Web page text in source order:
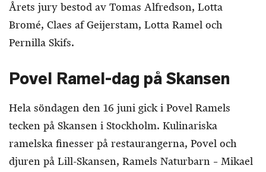
Årets jury bestod av Tomas Alfredson, Lotta
Bromé, Claes af Geijerstam, Lotta Ramel och
Pernilla Skifs.
Povel Ramel-dag på Skansen
Hela söndagen den 16 juni gick i Povel Ramels
tecken på Skansen i Stockholm. Kulinariska
ramelska finesser på restaurangerna, Povel och
djuren på Lill-Skansen, Ramels Naturbarn – Mikael